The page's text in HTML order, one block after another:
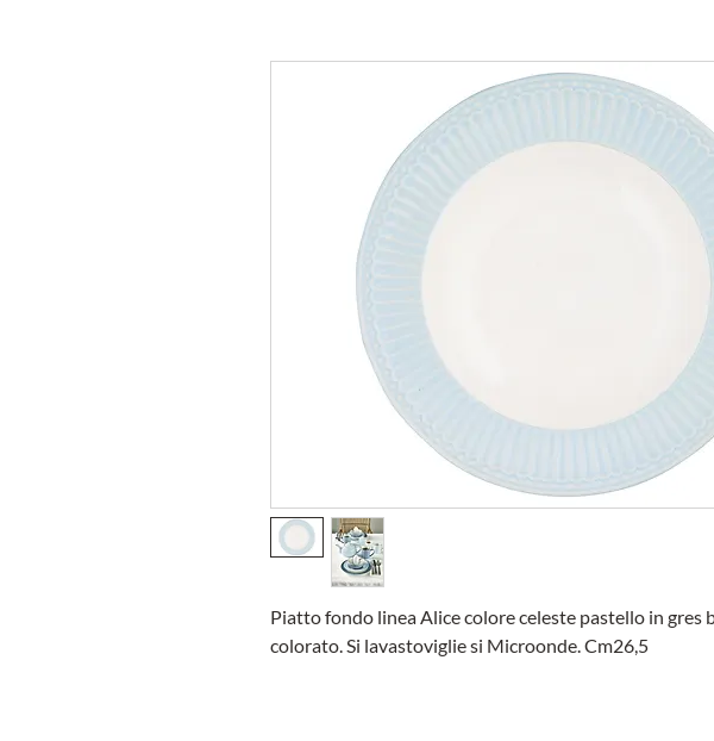
Piatto fondo linea Alice colore celeste pastello in gres
colorato. Si lavastoviglie si Microonde. Cm26,5